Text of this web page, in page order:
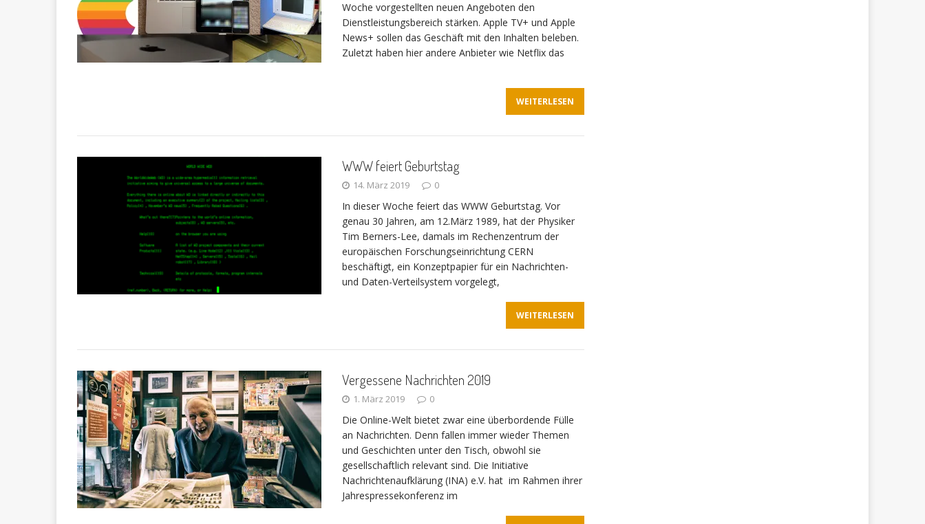
Woche vorgestellten neuen Angeboten den
Dienstleistungsbereich stärken. Apple TV+ und Apple
News+ sollen das Geschäft mit den Inhalten beleben.
Zuletzt haben hier andere Anbieter wie Netflix das
WEITERLESEN
WWW feiert Geburtstag
14. März 2019 0
In dieser Woche feiert das WWW Geburtstag. Vor
genau 30 Jahren, am 12.März 1989, hat der Physiker
Tim Berners-Lee, damals im Rechenzentrum der
europäischen Forschungseinrichtung CERN
beschäftigt, ein Konzeptpapier für ein Nachrichten-
und Daten-Verteilsystem vorgelegt,
WEITERLESEN
Vergessene Nachrichten 2019
1. März 2019 0
Die Online-Welt bietet zwar eine überbordende Fülle
an Nachrichten. Denn fallen immer wieder Themen
und Geschichten unter den Tisch, obwohl sie
gesellschaftlich relevant sind. Die Initiative
Nachrichtenaufklärung (INA) e.V. hat im Rahmen ihrer
Jahrespressekonferenz im